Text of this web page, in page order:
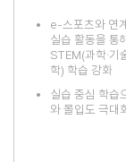
e-스포츠와 연
실습 활동을 통
STEM(과학·기
학) 학습 강화
실습 중심 학습
와 몰입도 극대